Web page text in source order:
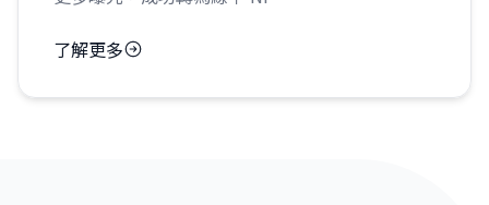
了解更多